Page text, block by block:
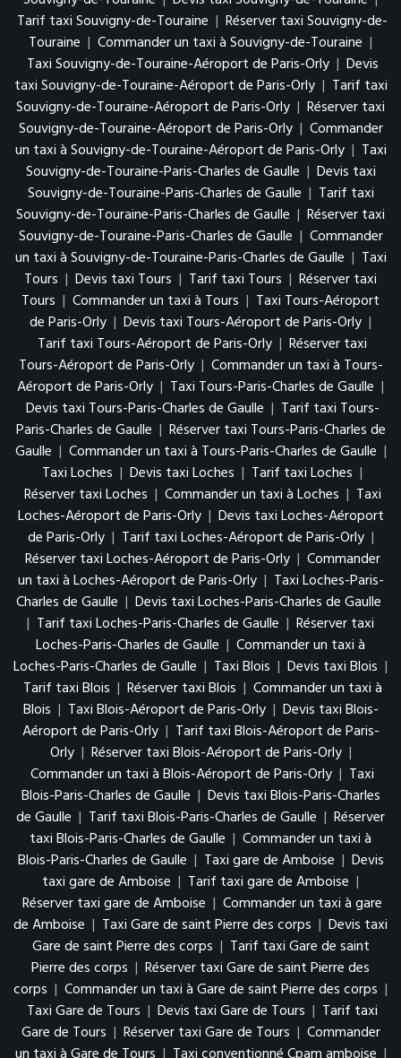
Tarif taxi Souvigny-de-Touraine | Réserver taxi Souvigny-de-
Touraine | Commander un taxi à Souvigny-de-Touraine |
Taxi Souvigny-de-Touraine-Aéroport de Paris-Orly | Devis
taxi Souvigny-de-Touraine-Aéroport de Paris-Orly | Tarif taxi
Souvigny-de-Touraine-Aéroport de Paris-Orly | Réserver taxi
Souvigny-de-Touraine-Aéroport de Paris-Orly | Commander
un taxi à Souvigny-de-Touraine-Aéroport de Paris-Orly | Taxi
Souvigny-de-Touraine-Paris-Charles de Gaulle | Devis taxi
Souvigny-de-Touraine-Paris-Charles de Gaulle | Tarif taxi
Souvigny-de-Touraine-Paris-Charles de Gaulle | Réserver taxi
Souvigny-de-Touraine-Paris-Charles de Gaulle | Commander
un taxi à Souvigny-de-Touraine-Paris-Charles de Gaulle | Taxi
Tours | Devis taxi Tours | Tarif taxi Tours | Réserver taxi
Tours | Commander un taxi à Tours | Taxi Tours-Aéroport
de Paris-Orly | Devis taxi Tours-Aéroport de Paris-Orly |
Tarif taxi Tours-Aéroport de Paris-Orly | Réserver taxi
Tours-Aéroport de Paris-Orly | Commander un taxi à Tours-
Aéroport de Paris-Orly | Taxi Tours-Paris-Charles de Gaulle |
Devis taxi Tours-Paris-Charles de Gaulle | Tarif taxi Tours-
Paris-Charles de Gaulle | Réserver taxi Tours-Paris-Charles de
Gaulle | Commander un taxi à Tours-Paris-Charles de Gaulle |
Taxi Loches | Devis taxi Loches | Tarif taxi Loches |
Réserver taxi Loches | Commander un taxi à Loches | Taxi
Loches-Aéroport de Paris-Orly | Devis taxi Loches-Aéroport
de Paris-Orly | Tarif taxi Loches-Aéroport de Paris-Orly |
Réserver taxi Loches-Aéroport de Paris-Orly | Commander
un taxi à Loches-Aéroport de Paris-Orly | Taxi Loches-Paris-
Charles de Gaulle | Devis taxi Loches-Paris-Charles de Gaulle
| Tarif taxi Loches-Paris-Charles de Gaulle | Réserver taxi
Loches-Paris-Charles de Gaulle | Commander un taxi à
Loches-Paris-Charles de Gaulle | Taxi Blois | Devis taxi Blois |
Tarif taxi Blois | Réserver taxi Blois | Commander un taxi à
Blois | Taxi Blois-Aéroport de Paris-Orly | Devis taxi Blois-
Aéroport de Paris-Orly | Tarif taxi Blois-Aéroport de Paris-
Orly | Réserver taxi Blois-Aéroport de Paris-Orly |
Commander un taxi à Blois-Aéroport de Paris-Orly | Taxi
Blois-Paris-Charles de Gaulle | Devis taxi Blois-Paris-Charles
de Gaulle | Tarif taxi Blois-Paris-Charles de Gaulle | Réserver
taxi Blois-Paris-Charles de Gaulle | Commander un taxi à
Blois-Paris-Charles de Gaulle | Taxi gare de Amboise | Devis
taxi gare de Amboise | Tarif taxi gare de Amboise |
Réserver taxi gare de Amboise | Commander un taxi à gare
de Amboise | Taxi Gare de saint Pierre des corps | Devis taxi
Gare de saint Pierre des corps | Tarif taxi Gare de saint
Pierre des corps | Réserver taxi Gare de saint Pierre des
corps | Commander un taxi à Gare de saint Pierre des corps |
Taxi Gare de Tours | Devis taxi Gare de Tours | Tarif taxi
Gare de Tours | Réserver taxi Gare de Tours | Commander